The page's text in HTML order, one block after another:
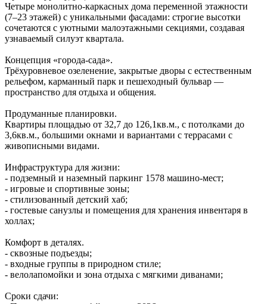
Четыре монолитно‑каркасных дома переменной этажности
(7–23 этажей) с уникальными фасадами: строгие высотки
сочетаются с уютными малоэтажными секциями, создавая
узнаваемый силуэт квартала.
Концепция «города‑сада».
Трёхуровневое озеленение, закрытые дворы с естественным
рельефом, карманный парк и пешеходный бульвар —
пространство для отдыха и общения.
Продуманные планировки.
Квартиры площадью от 32,7 до 126,1кв.м., с потолками до
3,6кв.м., большими окнами и вариантами с террасами с
живописными видами.
Инфраструктура для жизни:
- подземный и наземный паркинг 1578 машино‑мест;
- игровые и спортивные зоны;
- стилизованный детский хаб;
- гостевые санузлы и помещения для хранения инвентаря в
холлах;
Комфорт в деталях.
- сквозные подъезды;
- входные группы в природном стиле;
- велолапомойки и зона отдыха с мягкими диванами;
Сроки сдачи: